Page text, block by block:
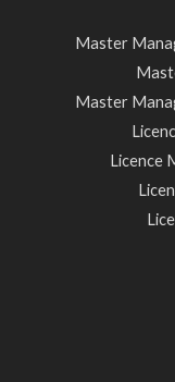
Master
Master
Licence